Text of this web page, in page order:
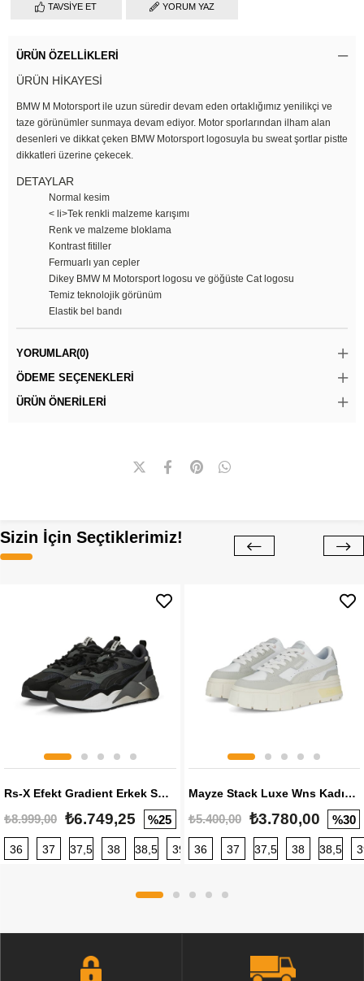
TAVSIYE ET YORUM YAZ
ÜRÜN ÖZELLIKLERI
ÜRÜN HİKAYESİ
BMW M Motorsport ile uzun süredir devam eden ortaklığımız yenilikçi ve
taze görünümler sunmaya devam ediyor. Motor sporlarından ilham alan
desenleri ve dikkat çeken BMW Motorsport logosuyla bu sweat şortlar pistte
dikkatleri üzerine çekecek.
DETAYLAR
Normal kesim
< li>Tek renkli malzeme karışımı
Renk ve malzeme bloklama
Kontrast fitiller
Fermuarlı yan cepler
Dikey BMW M Motorsport logosu ve göğüste Cat logosu
Temiz teknolojik görünüm
Elastik bel bandı
YORUMLAR(0)
ÖDEME SEÇENEKLERI
ÜRÜN ÖNERILERI
Sizin İçin Seçtiklerimiz!
Rs-X Efekt Gradient Erkek Sneaker
₺8.999,00 ₺6.749,25 %25
36 37 37,5 38 38,5 39 40 40,5 41 42 42,5
Mayze Stack Luxe Wns Kadın Sneaker
₺5.400,00 ₺3.780,00 %30
36 37 37,5 38 38,5